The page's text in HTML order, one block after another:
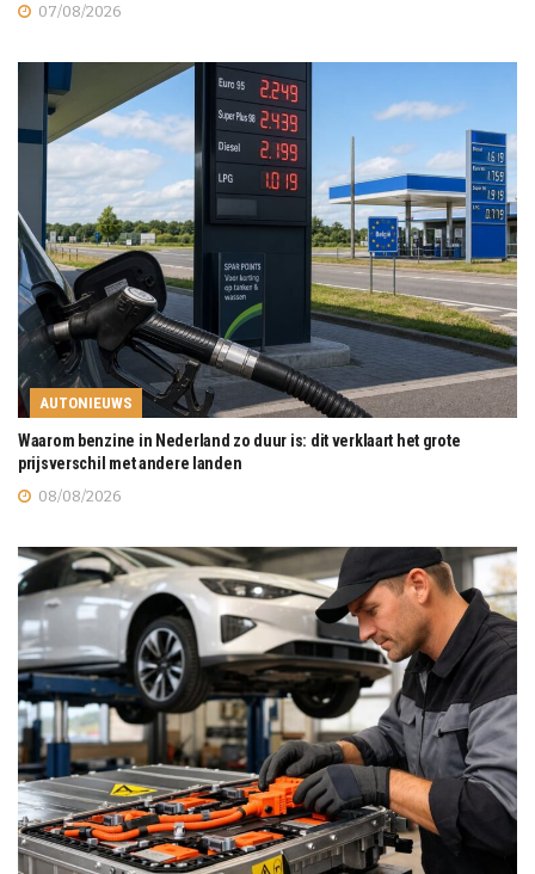
07/08/2026
AUTONIEUWS
Waarom benzine in Nederland zo duur is: dit verklaart het grote
prijsverschil met andere landen
08/08/2026